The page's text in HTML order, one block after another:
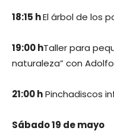
18:15 hEl árbol de los
19:00 hTaller para
naturaleza” con
21:00 hPinchadiscos
Sábado 19 de mayo